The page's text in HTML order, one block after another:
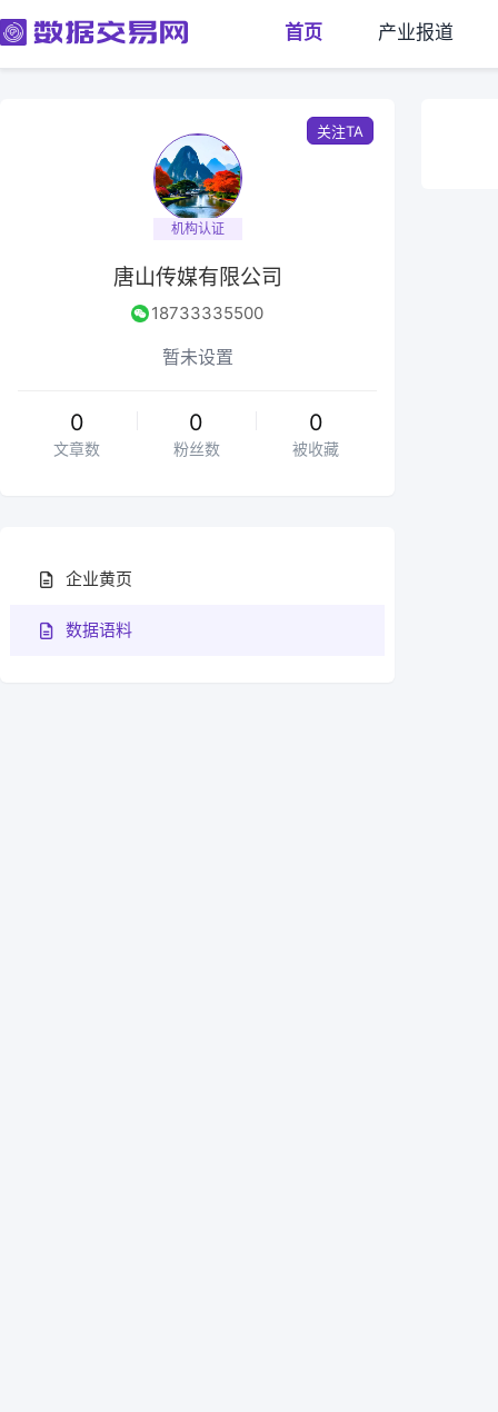
首页 产业报道
机构认证
唐山传媒有限公司
18733335500
暂未设置
关注TA
0
文章数
0
粉丝数
0
被收藏
企业黄页
数据语料